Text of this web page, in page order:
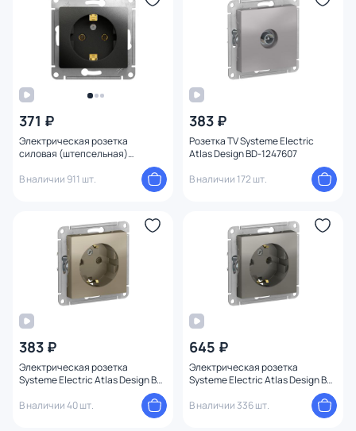
371 ₽
Электрическая розетка
силовая (штепсельная)
1510078
В наличии 911 шт.
383 ₽
Розетка TV Systeme Electric
Atlas Design BD-1247607
В наличии 172 шт.
383 ₽
Электрическая розетка
Systeme Electric Atlas Design BD-
В наличии 40 шт.
645 ₽
Электрическая розетка
Systeme Electric Atlas Design BD-
В наличии 336 шт.